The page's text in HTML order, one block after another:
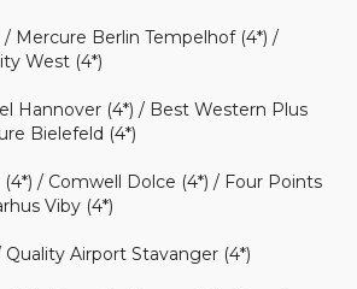
/ Mercure Berlin Tempelhof (4*) /
West (4*)
Hannover (4*) / Best Western Plus
Bielefeld (4*)
/ Comwell Dolce (4*) / Four Points
Viby (4*)
Quality Airport Stavanger (4*)